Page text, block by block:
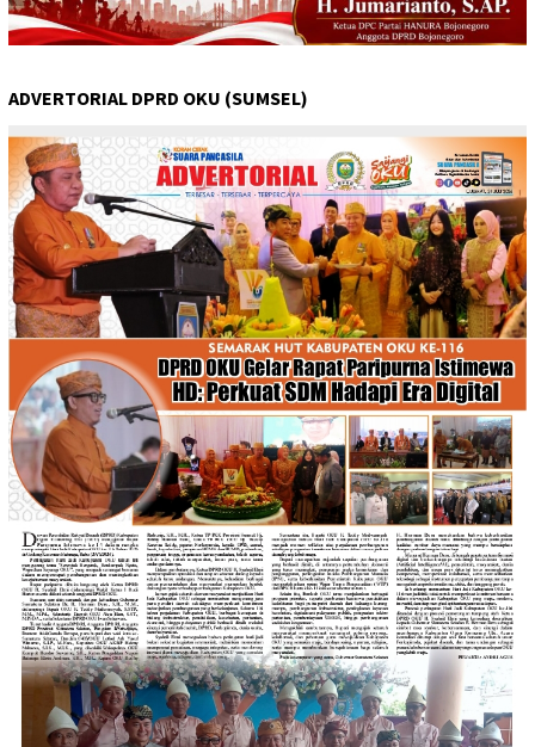
ADVERTORIAL DPRD OKU (SUMSEL)